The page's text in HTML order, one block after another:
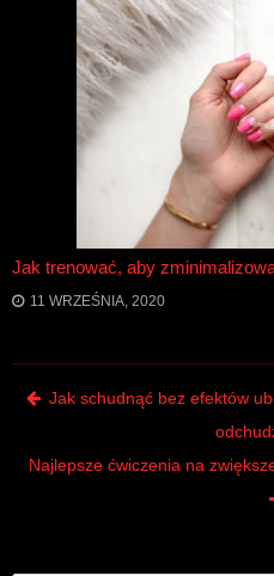
Jak trenować, aby
11 WRZEŚNIA, 2020
Post
Jak schudnąć bez efektów
Najlepsze ćwiczenia na